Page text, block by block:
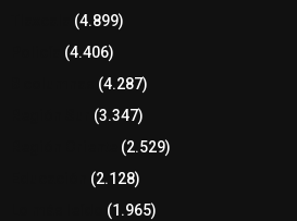
(4.899)
(4.406)
(4.287)
(3.347)
(2.529)
(2.128)
(1.965)